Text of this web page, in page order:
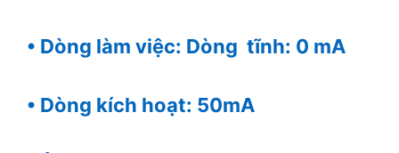
• Dòng làm việc: Dòng tĩnh: 0 mA
• Dòng kích hoạt: 50mA